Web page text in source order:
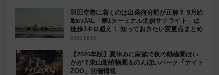
羽田空港に着くのは出発何分前が正解？ 9月始
動のJAL「第1ターミナル北側サテライト」は
徒歩1キロ超え！ 知っておきたい変更点まとめ
2026.08.08
【2026年版】夏休みに家族で夜の動物園はい
かが？東山動植物園＆のんほいパーク「ナイト
ZOO」開催情報